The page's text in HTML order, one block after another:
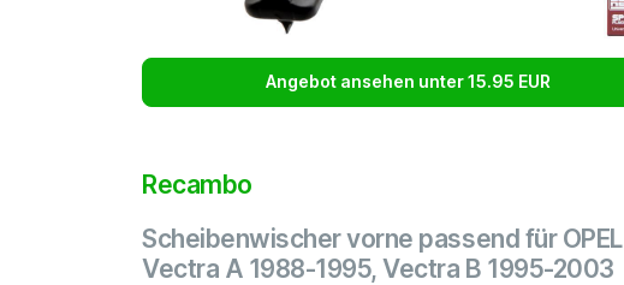
Angebot ansehen unter 15.95 EUR
Recambo
Scheibenwischer vorne passend für OPEL
Vectra A 1988-1995, Vectra B 1995-2003